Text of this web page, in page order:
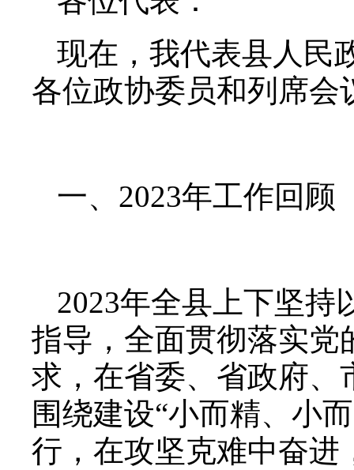
现在，我代表县人民
各位政协委员和列席会
一、2023年工作回顾
2023年全县上下坚持
指导，全面贯彻落实党
求，在省委、省政府、
围绕建设“小而精、小
行，在攻坚克难中奋进